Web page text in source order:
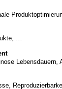
…
Lebensdauern,